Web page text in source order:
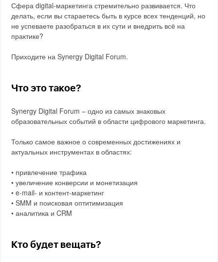
Сфера digital-маркетинга стремительно развивается. Что
делать, если вы стараетесь быть в курсе всех тенденций, но
не успеваете разобраться в их сути и внедрить всё на
практике?
Приходите на Synergy Digital Forum.
Что это такое?
Synergy Digital Forum – одно из самых знаковых
образовательных событий в области цифрового маркетинга.
Только самое важное о современных достижениях и
актуальных инструментах в областях:
• привлечение трафика
• увеличение конверсии и монетизация
• e-mail- и контент-маркетинг
• SMM и поисковая оптитимизация
• аналитика и CRM
Кто будет вещать?